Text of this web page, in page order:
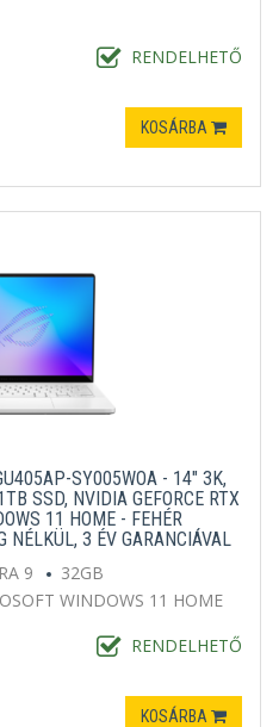
RENDELHETŐ
KOSÁRBA
SY005WOA - 14" 3K,
SSD, NVIDIA GEFORCE RTX
11 HOME - FEHÉR
NÉLKÜL, 3 ÉV GARANCIÁVAL
9
32GB
WINDOWS 11 HOME
RENDELHETŐ
KOSÁRBA